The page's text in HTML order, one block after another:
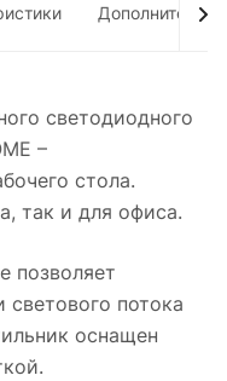
Дополнительно
светодиодного
–
стола.
так и для офиса.
позволяет
светового потока
оснащен